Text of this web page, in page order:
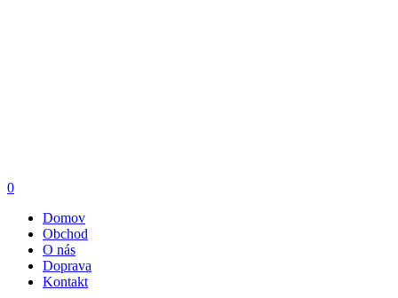
0
Domov
Obchod
O nás
Doprava
Kontakt